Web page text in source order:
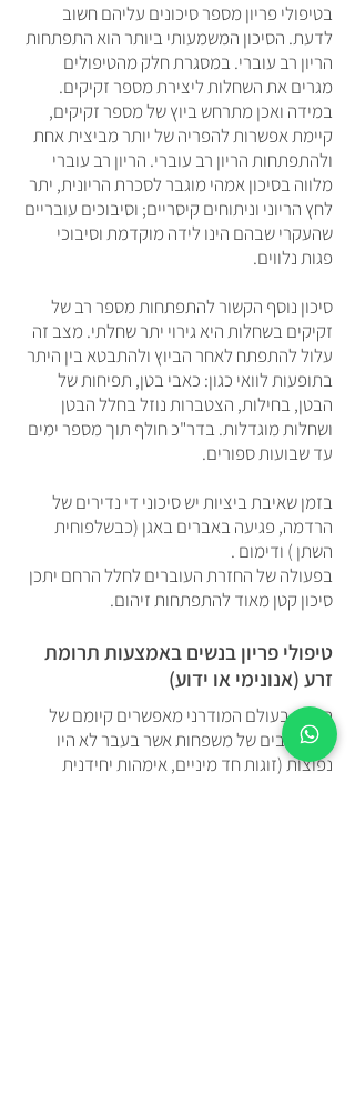
בטיפולי פריון מספר סיכונים עליהם חשוב
לדעת. הסיכון המשמעותי ביותר הוא התפתחות
הריון רב עוברי. במסגרת חלק מהטיפולים
מגרים את השחלות ליצירת מספר זקיקים.
במידה ואכן מתרחש ביוץ של מספר זקיקים,
קיימת אפשרות להפריה של יותר מביצית אחת
ולהתפתחות הריון רב עוברי. הריון רב עוברי
מלווה בסיכון אמהי מוגבר לסכרת הריונית, יתר
לחץ הריוני וניתוחים קיסריים; וסיבוכים עובריים
שהעקרי שבהם הינו לידה מוקדמת וסיבוכי
פגות נלווים.
סיכון נוסף הקשור להתפתחות מספר רב של
זקיקים בשחלות היא גירוי יתר שחלתי. מצב זה
עלול להתפתח לאחר הביוץ ולהתבטא בין היתר
בתופעות לוואי כגון: כאבי בטן, תפיחות של
הבטן, בחילות, הצטברות נוזל בחלל הבטן
ושחלות מוגדלות. בדר"כ חולף תוך מספר ימים
עד שבועות ספורים.
בזמן שאיבת ביציות יש סיכוני די נדירים של
הרדמה, פגיעה באברים באגן (כבשלפוחית
השתן ) ודימום .
בפעולה של החזרת העוברים לחלל הרחם יתכן
סיכון קטן מאוד להתפתחות זיהום.
טיפולי פריון בנשים באמצעות תרומת
זרע (אנונימי או ידוע)
החיים בעולם המודרני מאפשרים קיומם של
סוגים רבים של משפחות אשר בעבר לא היו
נפוצות (זוגות חד מיניים, אימהות יחידנית